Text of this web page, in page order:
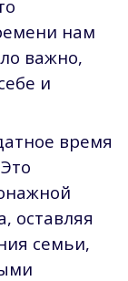
нам
важно,
и
время
оставляя
семьи,